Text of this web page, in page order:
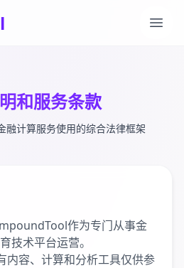
打开
和服务条款
计算服务使用的综合法律框架
作为专门从事金
技术平台运营。
内容、计算和分析工具仅供参